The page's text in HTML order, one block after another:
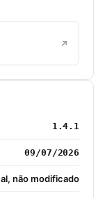
1.4.1
09/07/2026
não modificado